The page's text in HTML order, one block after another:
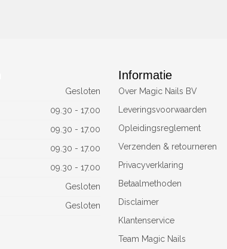
Gesloten
09.30 - 17.00
09.30 - 17.00
09.30 - 17.00
09.30 - 17.00
Gesloten
Gesloten
Informatie
Over Magic Nails BV
Leveringsvoorwaarden
Opleidingsreglement
Verzenden & retourneren
Privacyverklaring
Betaalmethoden
Disclaimer
Klantenservice
Team Magic Nails